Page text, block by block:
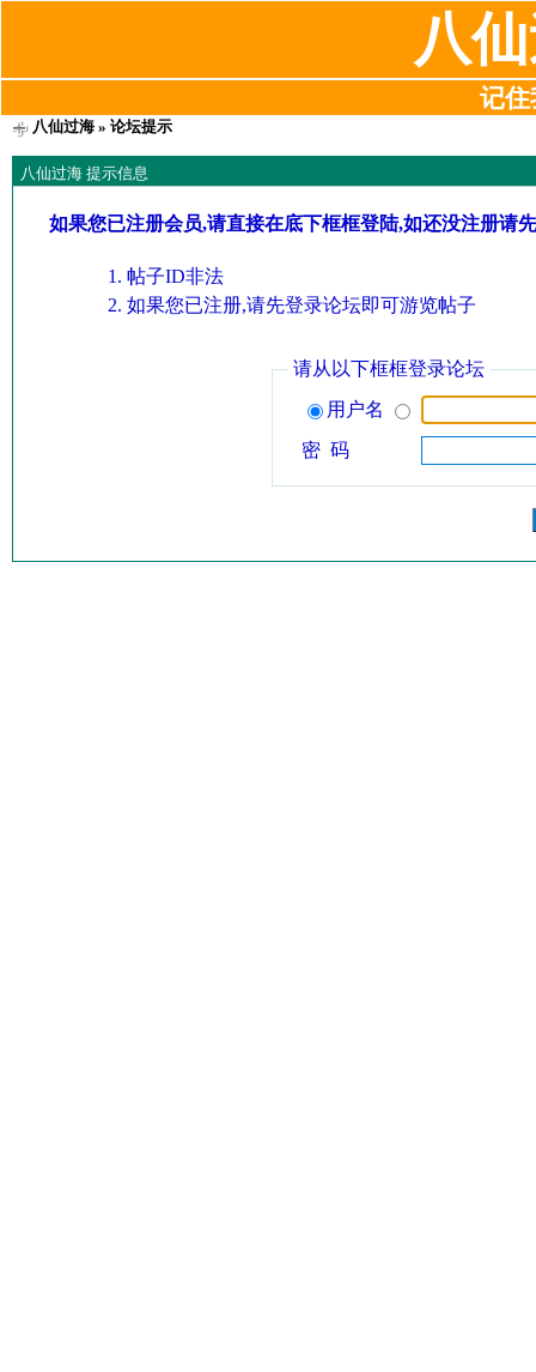
八
记住
八仙过海» 论坛提示
八仙过海 提示信息
如果您已注册会员,请直接在底下框框登陆,如还没注册请
帖子ID非法
如果您已注册,请先登录论坛即可游览帖子
请从以下框框登录论坛
用户名
密 码